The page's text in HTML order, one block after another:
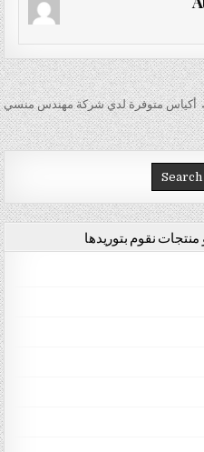
أكياس متوفرة لدي شركة مهندس منسي
منتجات نقوم بتوريدها